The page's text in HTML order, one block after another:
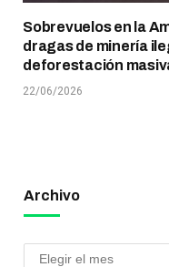
Sobrevuelos en la
dragas de minería
deforestación
22/06/2026
Archivo